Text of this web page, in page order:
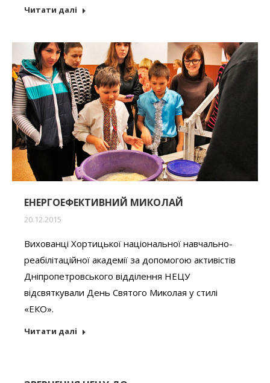
Читати далі
ЕНЕРГОЕФЕКТИВНИЙ МИКОЛАЙ
20.12.2015
Вихованці Хортицької національної навчально-
реабілітаційної академії за допомогою активістів
Дніпропетровського відділення НЕЦУ
відсвяткували День Святого Миколая у стилі
«ЕКО».
Читати далі